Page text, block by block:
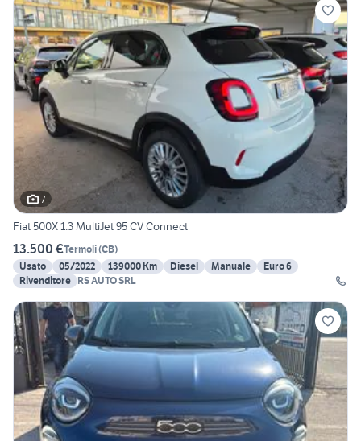
7
Fiat 500X 1.3 MultiJet 95 CV Connect
13.500 €Termoli(CB)
Usato
05/2022 139000 Km Diesel Manuale
Euro 6
Rivenditore RS AUTO SRL